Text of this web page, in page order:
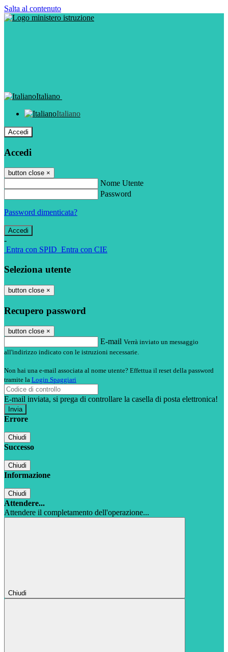
Salta al contenuto
Italiano
Italiano
Accedi
Accedi
button close ×
Nome Utente
Password
Password dimenticata?
-
Entra con SPID Entra con CIE
Seleziona utente
button close ×
Recupero password
button close ×
E-mail Verrà inviato un messaggio
all'indirizzo indicato con le istruzioni necessarie.
Non hai una e-mail associata al nome utente? Effettua il reset della password
tramite la Login Spaggiari
E-mail inviata, si prega di controllare la casella di posta elettronica!
Errore
Chiudi
Successo
Chiudi
Informazione
Chiudi
Attendere...
Attendere il completamento dell'operazione...
Chiudi